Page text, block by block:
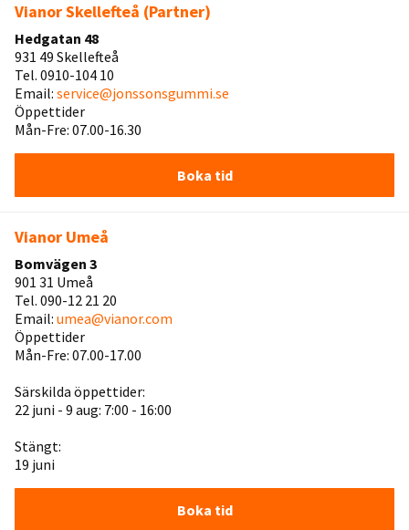
Vianor Skellefteå (Partner)
Hedgatan 48
931 49 Skellefteå
Tel. 0910-104 10
Email: service@jonssonsgummi.se
Öppettider
Mån-Fre: 07.00-16.30
Boka tid
Vianor Umeå
Bomvägen 3
901 31 Umeå
Tel. 090-12 21 20
Email: umea@vianor.com
Öppettider
Mån-Fre: 07.00-17.00
Särskilda öppettider:
22 juni - 9 aug: 7:00 - 16:00
Stängt:
19 juni
Boka tid